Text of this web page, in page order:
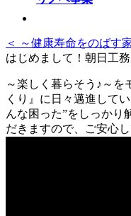
＜ ～健康寿命をのばす
はじめまして！朝日工務
～楽しく暮らそう♪～を
くり』に日々邁進して
んな困った”をしっかり
だきますので、ご安心